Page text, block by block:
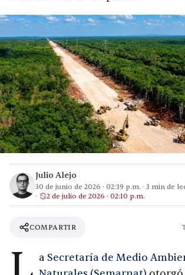
Julio Alejo
30 de junio de 2026 · 02:39 p.m. · 3 min de
2 de julio de 2026 · 02:10 p.m.
COMPARTIR
a Secretaría de Medio